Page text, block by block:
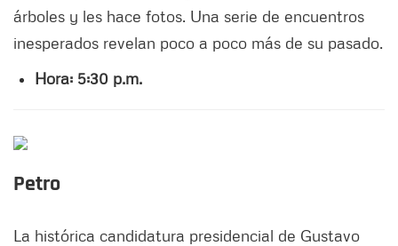
árboles y les hace fotos. Una serie de encuentros
inesperados revelan poco a poco más de su pasado.
Hora: 5:30 p.m.
Petro
La histórica candidatura presidencial de Gustavo